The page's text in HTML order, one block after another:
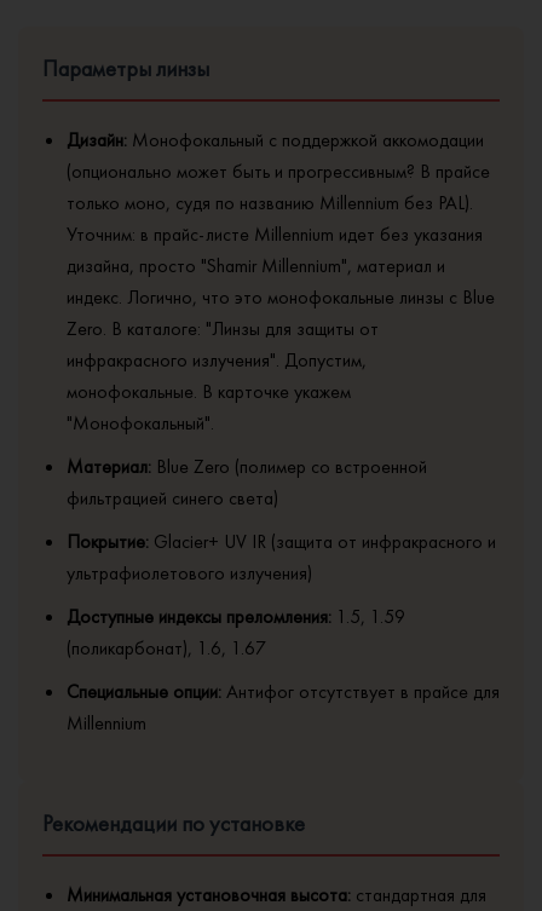
Параметры линзы
Дизайн: Монофокальный с поддержкой аккомодации
(опционально может быть и прогрессивным? В прайсе
только моно, судя по названию Millennium без PAL).
Уточним: в прайс-листе Millennium идет без указания
дизайна, просто "Shamir Millennium", материал и
индекс. Логично, что это монофокальные линзы с Blue
Zero. В каталоге: "Линзы для защиты от
инфракрасного излучения". Допустим,
монофокальные. В карточке укажем
"Монофокальный".
Материал: Blue Zero (полимер со встроенной
фильтрацией синего света)
Покрытие: Glacier+ UV IR (защита от инфракрасного и
ультрафиолетового излучения)
Доступные индексы преломления: 1.5, 1.59
(поликарбонат), 1.6, 1.67
Специальные опции:Антифог отсутствует в прайсе для
Millennium
Рекомендации по установке
Минимальная установочная высота: стандартная для